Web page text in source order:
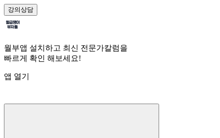
강의상담
월부앱 설치하고 최신 전문가칼럼을
빠르게 확인 해보세요!
앱 열기